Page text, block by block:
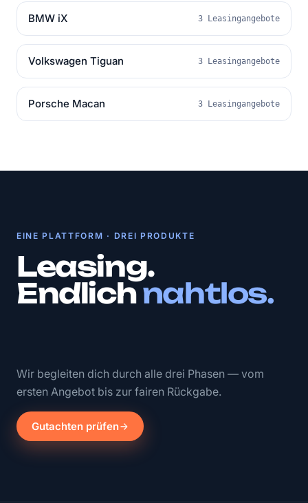
BMW iX 3 Leasingangebote
Volkswagen Tiguan 3 Leasingangebote
Porsche Macan 3 Leasingangebote
EINE PLATTFORM · DREI PRODUKTE
Leasing.
Endlichnahtlos.
Wir begleiten dich durch alle drei Phasen — vom
ersten Angebot bis zur fairen Rückgabe.
Gutachten prüfen